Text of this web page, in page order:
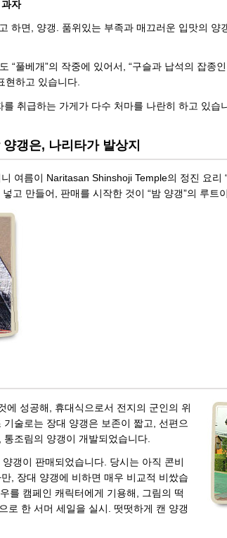
자
하면, 양갱. 품위있는 부족과 매끄러운 입맛의 양
“풀베개”의 작중에 있어서, “구슬과 납석의 잡종
현하고 있습니다.
취급하는 가게가 다수 처마를 나란히 하고 있습
갱은, 나리타가 발상지
여름이 Naritasan Shinshoji Temple의 정진 요리
고 만들어, 판매를 시작한 것이 “밤 양갱”의 루트
에 성공해, 휴대식으로서 전지의 군인의 위
술로는 장대 양갱은 보존이 짧고, 선편으
조림의 양갱이 개발되었습니다.
갱이 판매되었습니다. 당시는 아직 콘비
, 장대 양갱에 비하면 매우 비교적 비쌌습
를 캠페인 캐릭터에게 기용해, 그림의 떡
로 한 서머 세일을 실시. 떳떳하게 캔 양갱